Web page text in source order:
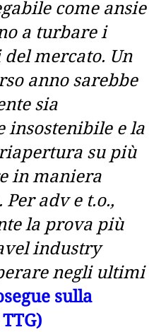
come ansie
a turbare i
mercato. Un
anno sarebbe
sia
insostenibile e la
su più
in maniera
adv e t.o.,
la prova più
industry
negli ultimi
sulla